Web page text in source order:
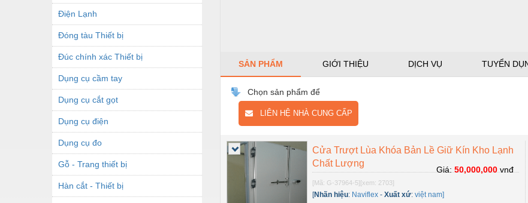
Điện Lạnh
Đóng tàu Thiết bị
Đúc chính xác Thiết bị
Dụng cụ cầm tay
Dụng cụ cắt gọt
Dụng cụ điện
Dụng cụ đo
Gỗ - Trang thiết bị
Hàn cắt - Thiết bị
SẢN PHẨM GIỚI THIỆU DỊCH VỤ TUYỂN
Chọn sản phẩm để
LIÊN HỆ NHÀ CUNG CẤP
Cửa Trượt Lùa Khóa Bản Lề Giữ Kín Kho Lạnh
Chất Lượng
[Mã: G-37964-5][xem: 2703]
[Nhãn hiệu: Naviflex -Xuất xứ:việt nam]
Giá: 50,000,000vnđ